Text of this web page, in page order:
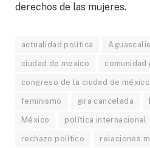
derechos de las mujeres.
actualidad política
ciudad de mexico comunidad
congreso de la ciudad de méxico
feminismo gira cancelada
México política internacional
rechazo político relaciones